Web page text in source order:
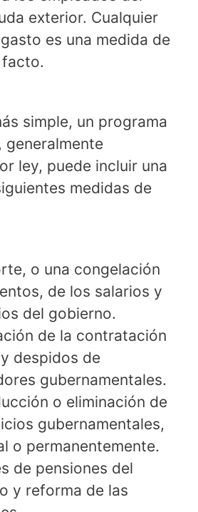
exterior. Cualquier
es una medida de
simple, un programa
generalmente
ley, puede incluir una
medidas de
o una congelación
de los salarios y
del gobierno.
de la contratación
despidos de
gubernamentales.
o eliminación de
gubernamentales,
o permanentemente.
de pensiones del
y reforma de las